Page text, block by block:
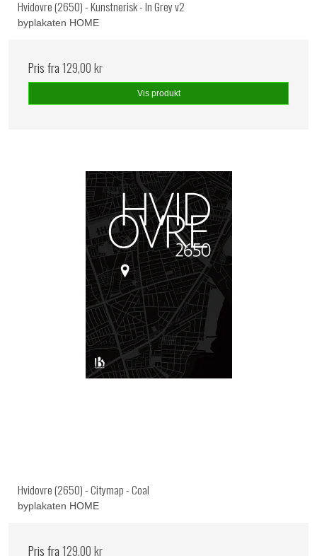
Hvidovre (2650) - Kunstnerisk - In Grey v2
byplakaten HOME
Pris fra129,00 kr
Vis produkt
Hvidovre (2650) - Citymap - Coal
byplakaten HOME
Pris fra129,00 kr